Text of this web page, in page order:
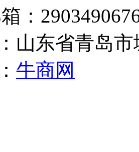
：
山东省青岛
牛商网